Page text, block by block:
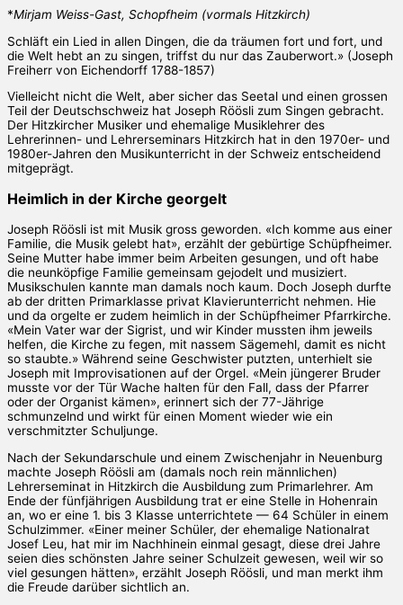
*Mirjam Weiss-Gast, Schopfheim (vormals Hitzkirch)
Schläft ein Lied in allen Dingen, die da träumen fort und fort, und
die Welt hebt an zu singen, triffst du nur das Zauberwort.» (Joseph
Freiherr von Eichendorff 1788-1857)
Vielleicht nicht die Welt, aber sicher das Seetal und einen grossen
Teil der Deutschschweiz hat Joseph Röösli zum Singen gebracht.
Der Hitzkircher Musiker und ehemalige Musiklehrer des
Lehrerinnen- und Lehrerseminars Hitzkirch hat in den 1970er- und
1980er-Jahren den Musikunterricht in der Schweiz entscheidend
mitgeprägt.
Heimlich in der Kirche georgelt
Joseph Röösli ist mit Musik gross geworden. «Ich komme aus einer
Familie, die Musik gelebt hat», erzählt der gebürtige Schüpfheimer.
Seine Mutter habe immer beim Arbeiten gesungen, und oft habe
die neunköpfige Familie gemeinsam gejodelt und musiziert.
Musikschulen kannte man damals noch kaum. Doch Joseph durfte
ab der dritten Primarklasse privat Klavierunterricht nehmen. Hie
und da orgelte er zudem heimlich in der Schüpfheimer Pfarrkirche.
«Mein Vater war der Sigrist, und wir Kinder mussten ihm jeweils
helfen, die Kirche zu fegen, mit nassem Sägemehl, damit es nicht
so staubte.» Während seine Geschwister putzten, unterhielt sie
Joseph mit Improvisationen auf der Orgel. «Mein jüngerer Bruder
musste vor der Tür Wache halten für den Fall, dass der Pfarrer
oder der Organist kämen», erinnert sich der 77-Jährige
schmunzelnd und wirkt für einen Moment wieder wie ein
verschmitzter Schuljunge.
Nach der Sekundarschule und einem Zwischenjahr in Neuenburg
machte Joseph Röösli am (damals noch rein männlichen)
Lehrerseminat in Hitzkirch die Ausbildung zum Primarlehrer. Am
Ende der fünfjährigen Ausbildung trat er eine Stelle in Hohenrain
an, wo er eine 1. bis 3 Klasse unterrichtete — 64 Schüler in einem
Schulzimmer. «Einer meiner Schüler, der ehemalige Nationalrat
Josef Leu, hat mir im Nachhinein einmal gesagt, diese drei Jahre
seien dies schönsten Jahre seiner Schulzeit gewesen, weil wir so
viel gesungen hätten», erzählt Joseph Röösli, und man merkt ihm
die Freude darüber sichtlich an.